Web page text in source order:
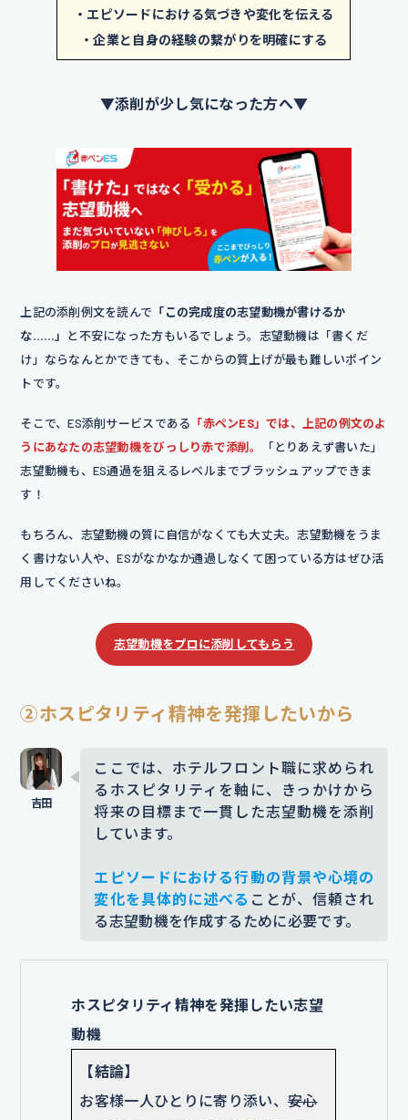
プログラム内容を把握し、スムーズ
な案内をした結果、感謝の言葉を多
を感じ、接客業への関心が高まりま
した自分の対応が相手の不安を和ら
げ、スムーズな体験につながること
にやりがいを感じ、接客の仕事を志
そうと強く決心しました。
添削コメント｜「人を喜ばせられる喜び」では表
現がやや漠然としており、言葉の説得力がありま
【企業を選んだ理由】
貴社は「おもてなしの心」を大切に
の接客スキルを丁寧に育てる教育制
度が整っている点に魅力を感じまし
勢が、自分の目指す接客像と一致し
ています。
添削コメント｜「接客研修」という言葉を述べる
で得た情報をもとに、具体的な企業の特徴に言及
すると企業理解の深さと志望度の高さが伝わりま
す。
入社後は、 基本的なマナーや言葉遣
いを磨き、どんなお客様にも安心し
歩先を読んだサポートができる フロ
ントスタッフを目指します。
添削コメント｜もとの文章は、基本マナーなど当
伝わりにくかったです。「一歩先を読む」「顧客
・エピソードにおける気づきや変化を伝える
・企業と自身の経験の繋がりを明確にする
▼添削が少し気になった方へ▼
上記の添削例文を読んで 「この完成度の志望動機が書けるか
な……」 と不安になった方もいるでしょう。志望動機は「書くだ
け」ならなんとかできても、そこからの質上げが最も難しいポイン
トです。
そこで、ES添削サービスである 「赤ペンES」では、上記の例文のよ
うにあなたの志望動機をびっしり赤で添削。
「とりあえず書いた」
志望動機も、ES通過を狙えるレベルまでブラッシュアップできま
す！
もちろん、志望動機の質に自信がなくても大丈夫。志望動機をうま
く書けない人や、ESがなかなか通過しなくて困っている方はぜひ活
用してくださいね。
志望動機をプロに添削してもらう
②ホスピタリティ精神を発揮したいから
ここでは、ホテルフロント職に求められ
るホスピタリティを軸に、きっかけから
将来の目標まで一貫した志望動機を添削
しています。
エピソードにおける行動の背景や心境の
変化を具体的に述べる ことが、信頼され
る志望動機を作成するために必要です。
ホスピタリティ精神を発揮したい志望
動機
【結論】
お客様一人ひとりに寄り添い、安心